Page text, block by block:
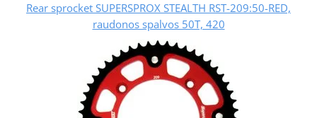
Rear sprocket SUPERSPROX STEALTH RST-209:50-RED,
raudonos spalvos 50T, 420